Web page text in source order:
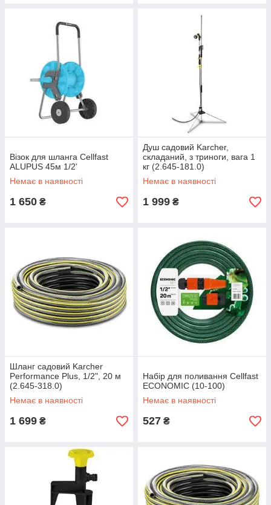
Візок для шланга Cellfast
ALUPUS 45м 1/2'
Немає в наявності
1 650 ₴
Душ садовий Karcher,
складаний, з триноги, вага 1
кг (2.645-181.0)
Немає в наявності
1 999 ₴
Шланг садовий Karcher
Performance Plus, 1/2", 20 м
(2.645-318.0)
Немає в наявності
1 699 ₴
Набір для поливання Cellfast
ECONOMIC (10-100)
Немає в наявності
527 ₴